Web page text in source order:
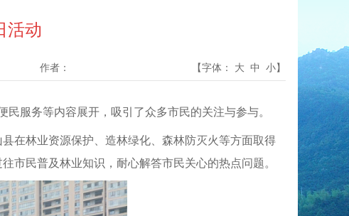
活动
作者： 【字体： 大 中 小】
服务等内容展开，吸引了众多市民的关注与参与。
在林业资源保护、造林绿化、森林防灭火等方面取得
市民普及林业知识，耐心解答市民关心的热点问题。